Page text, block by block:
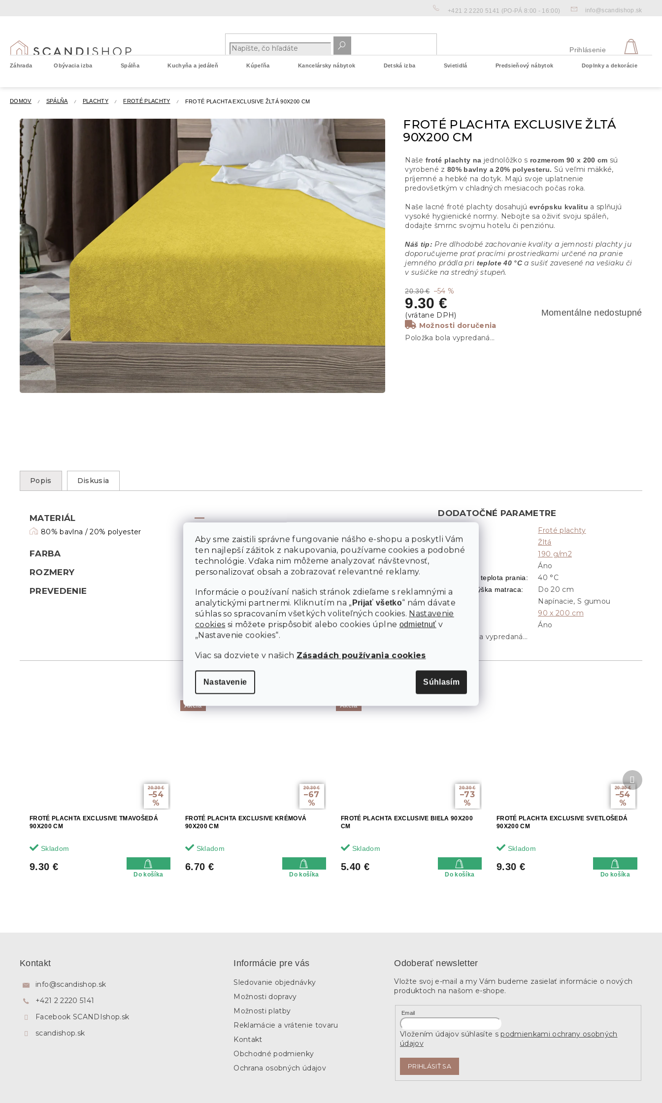
Aby sme zaistili správne fungovanie nášho e-shopu a poskytli Vám
ten najlepší zážitok z nakupovania, používame cookies a podobné
technológie. Vďaka nim môžeme analyzovať návštevnosť,
personalizovať obsah a zobrazovať relevantné reklamy.
Informácie o používaní našich stránok zdieľame s reklamnými a
analytickými partnermi. Kliknutím na „Prijať všetko“ nám dávate
súhlas so spracovaním všetkých voliteľných cookies. Nastavenie
cookies si môžete prispôsobiť alebo cookies úplne odmietnuť v
„Nastavenie cookies“.
Viac sa dozviete v našich Zásadách používania cookies
Nastavenie Súhlasím
+421 2 2220 5141 (PO-PÁ 8:00 - 16:00) info@scandishop.sk
Prihlásenie
Záhrada Obývacia izba Spálňa Kuchyňa a jedáleň Kúpeľňa Kancelársky nábytok Detská izba Svietidlá Predsieňový nábytok Doplnky a dekorácie
DOMOV SPÁLŇA PLACHTY FROTÉ PLACHTY FROTÉ PLACHTA EXCLUSIVE ŽLTÁ 90X200 CM
FROTÉ PLACHTA EXCLUSIVE ŽLTÁ
90X200 CM
20.30 € –54 %
9.30 €
Momentálne nedostupné
Možnosti doručenia
Položka bola vypredaná…
Naše froté plachty na jednolôžko s rozmerom 90 x 200 cm sú
vyrobené z 80% bavlny a 20% polyesteru. Sú veľmi mäkké,
príjemné a hebké na dotyk. Majú svoje uplatnenie
predovšetkým v chladných mesiacoch počas roka.
Naše lacné froté plachty dosahujú evrópsku kvalitu a splňujú
vysoké hygienické normy. Nebojte sa oživiť svoju spáleň,
dodajte šmrnc svojmu hotelu či penziónu.
Náš tip: Pre dlhodobé zachovanie kvality a jemnosti plachty ju
doporučujeme prať pracími prostriedkami určené na pranie
jemného prádla pri teplote 40 °C a sušiť zavesené na vešiaku či
v sušičke na stredný stupeň.
20.30 €
–54
%
FROTÉ PLACHTA EXCLUSIVE TMAVOŠEDÁ
90X200 CM
Skladom
9.30 €
Do košíka
Akcia
20.30 €
–67
%
FROTÉ PLACHTA EXCLUSIVE KRÉMOVÁ
90X200 CM
Skladom
6.70 €
Do košíka
Akcia
20.30 €
–73
%
FROTÉ PLACHTA EXCLUSIVE BIELA 90X200
CM
Skladom
5.40 €
Do košíka
20.30 €
–54
%
FROTÉ PLACHTA EXCLUSIVE SVETLOŠEDÁ
90X200 CM
Skladom
9.30 €
Do košíka
Ďalší
produkt
Popis Diskusia
MATERIÁL
80% bavlna / 20% polyester
FARBA
ROZMERY
PREVEDENIE
DODATOČNÉ PARAMETRE
Froté plachty
Farba : Žltá
Gramáž 190 g/m2
Áno
Odporúčaná teplota prania: 40 °C
Optimálna výška matraca: Do 20 cm
Prevedenie Napínacie, S gumou
Rozmer 90 x 200 cm
S gumou
Áno
Položka bola vypredaná…
Kontakt
info@scandishop.sk
+421 2 2220 5141
Facebook SCANDIshop.sk
scandishop.sk
Informácie pre vás
Sledovanie objednávky
Možnosti dopravy
Možnosti platby
Reklamácie a vrátenie tovaru
Kontakt
Obchodné podmienky
Ochrana osobných údajov
Odoberať newsletter
Vložte svoj e-mail a my Vám budeme zasielať informácie o nových
produktoch na našom e-shope.
Email
Vložením údajov súhlasíte spodmienkami ochrany osobných
údajov
PRIHLÁSIŤ SA